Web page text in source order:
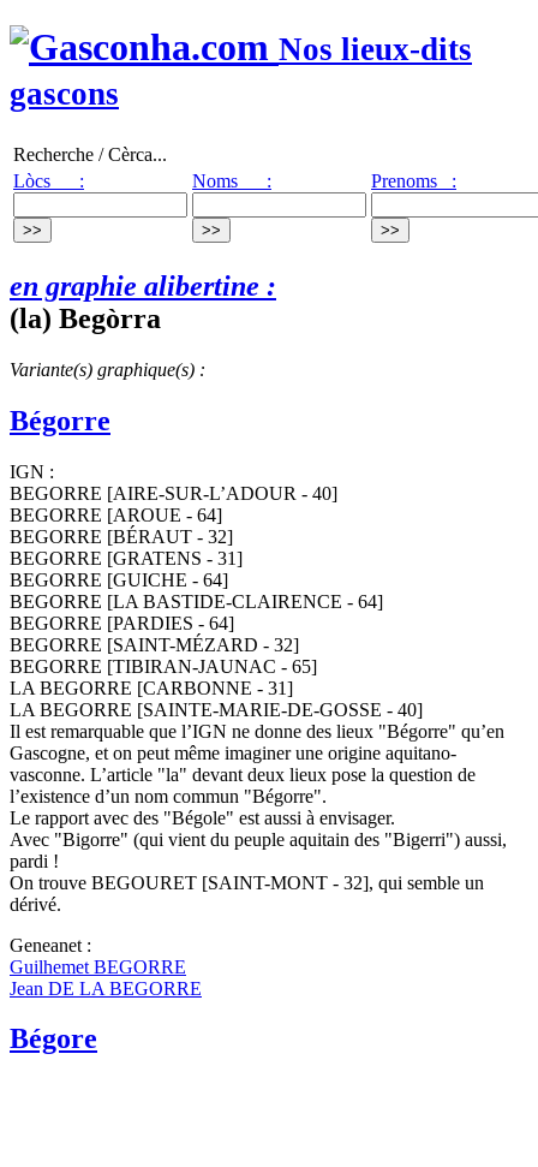
Nos lieux-dits
gascons
Recherche / Cèrca...
Lòcs :
Noms : Prenoms :
en graphie alibertine :
(la) Begòrra
Variante(s) graphique(s) :
Bégorre
IGN :
BEGORRE [AIRE-SUR-L’ADOUR - 40]
BEGORRE [AROUE - 64]
BEGORRE [BÉRAUT - 32]
BEGORRE [GRATENS - 31]
BEGORRE [GUICHE - 64]
BEGORRE [LA BASTIDE-CLAIRENCE - 64]
BEGORRE [PARDIES - 64]
BEGORRE [SAINT-MÉZARD - 32]
BEGORRE [TIBIRAN-JAUNAC - 65]
LA BEGORRE [CARBONNE - 31]
LA BEGORRE [SAINTE-MARIE-DE-GOSSE - 40]
Il est remarquable que l’IGN ne donne des lieux "Bégorre" qu’en
Gascogne, et on peut même imaginer une origine aquitano-
vasconne. L’article "la" devant deux lieux pose la question de
l’existence d’un nom commun "Bégorre".
Le rapport avec des "Bégole" est aussi à envisager.
Avec "Bigorre" (qui vient du peuple aquitain des "Bigerri") aussi,
pardi !
On trouve BEGOURET [SAINT-MONT - 32], qui semble un
dérivé.
Geneanet :
Guilhemet BEGORRE
Jean DE LA BEGORRE
Bégore